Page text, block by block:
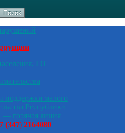
Поиск
ГО
поддержки малого
Республики
— горячая линия
(347) 2164080